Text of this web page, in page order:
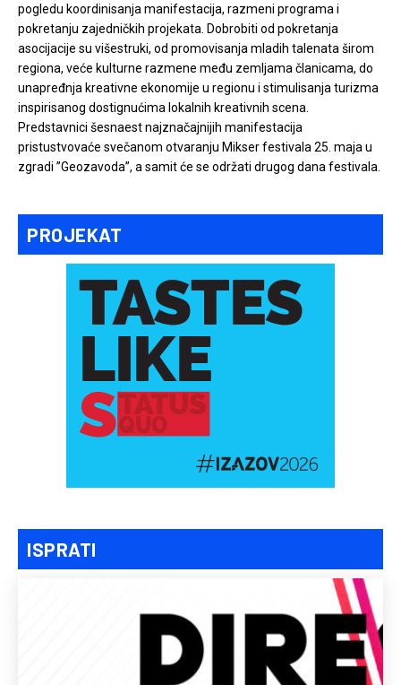
PROJEKAT
ISPRATI
pogledu koordinisanja manifestacija, razmeni programa i
pokretanju zajedničkih projekata. Dobrobiti od pokretanja
asocijacije su višestruki, od promovisanja mladih talenata širom
regiona, veće kulturne razmene među zemljama članicama, do
unapređnja kreativne ekonomije u regionu i stimulisanja turizma
inspirisanog dostignućima lokalnih kreativnih scena.
Predstavnici šesnaest najznačajnijih manifestacija
pristustvovaće svečanom otvaranju Mikser festivala 25. maja u
zgradi ”Geozavoda”, a samit će se održati drugog dana festivala.